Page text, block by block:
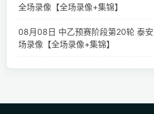
全场录像【全场录像+集锦】
08月08日 中乙预赛阶段第20轮 泰
场录像【全场录像+集锦】